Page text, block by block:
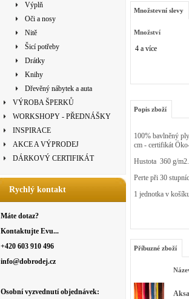
Výplň
Oči a nosy
Nitě
Šicí potřeby
Drátky
Knihy
Dřevěný nábytek a auta
VÝROBA ŠPERKŮ
WORKSHOPY - PŘEDNÁŠKY
INSPIRACE
AKCE A VÝPRODEJ
DÁRKOVÝ CERTIFIKÁT
Rychlý kontakt
Máte dotaz?
Kontaktujte Evu...
+420 603 910 496
info@dobrodej.cz
Osobní vyzvednutí objednávek:
Množstevní slevy
Množství
4 a více
Popis zboží
100% bavlněný
cm - certifikát
Hustota 360 g/m2.
Perte při 30
1 jednotka v
Příbuzné zboží